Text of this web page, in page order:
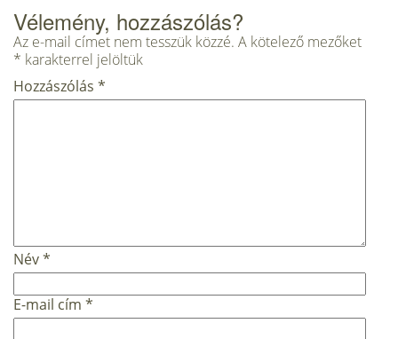
Vélemény, hozzászólás?
Az e-mail címet nem tesszük közzé. A kötelező mezőket
* karakterrel jelöltük
Hozzászólás *
Név*
E-mail cím *